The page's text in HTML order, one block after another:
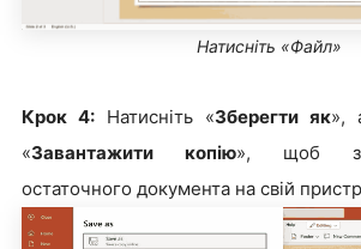
Натисніть «Файл»
Крок 4: Натисніть «Зберегти як»,
«Завантажити копію», щоб
остаточного документа на свій